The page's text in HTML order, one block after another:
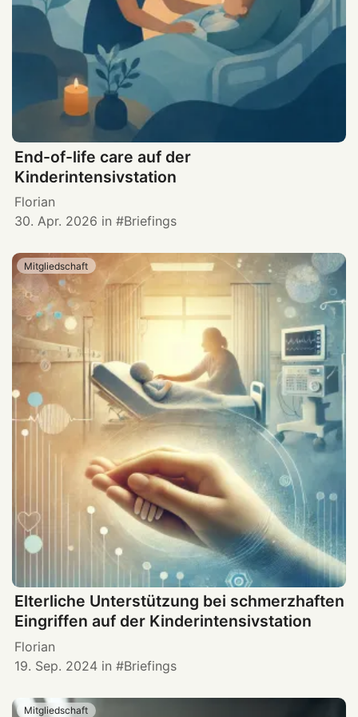
End-of-life care auf der
Kinderintensivstation
Florian
30. Apr. 2026 in Briefings
Mitgliedschaft
Elterliche Unterstützung bei schmerzhaften
Eingriffen auf der Kinderintensivstation
Florian
19. Sep. 2024 in Briefings
Mitgliedschaft